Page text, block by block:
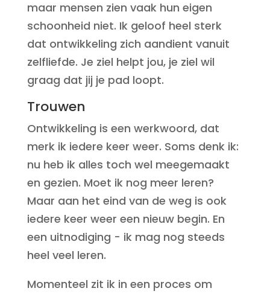
maar mensen zien vaak hun eigen
schoonheid niet. Ik geloof heel sterk
dat ontwikkeling zich aandient vanuit
zelfliefde. Je ziel helpt jou, je ziel wil
graag dat jij je pad loopt.
Trouwen
Ontwikkeling is een werkwoord, dat
merk ik iedere keer weer. Soms denk ik:
nu heb ik alles toch wel meegemaakt
en gezien. Moet ik nog meer leren?
Maar aan het eind van de weg is ook
iedere keer weer een nieuw begin. En
een uitnodiging - ik mag nog steeds
heel veel leren.
Momenteel zit ik in een proces om